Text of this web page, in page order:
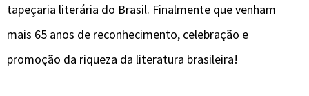
tapeçaria literária do Brasil. Finalmente que venham
mais 65 anos de reconhecimento, celebração e
promoção da riqueza da literatura brasileira!